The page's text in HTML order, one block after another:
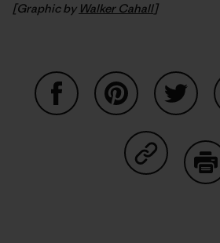
[Graphic by Walker Cahall]
Partager